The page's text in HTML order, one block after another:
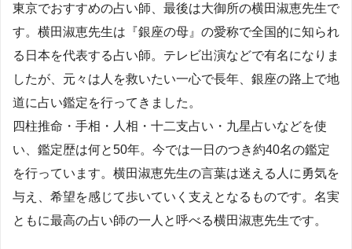
東京でおすすめの占い師、最後は大御所の横田淑恵先生で
す。横田淑恵先生は『銀座の母』の愛称で全国的に知られ
る日本を代表する占い師。テレビ出演などで有名になりま
したが、元々は人を救いたい一心で長年、銀座の路上で地
道に占い鑑定を行ってきました。
四柱推命・手相・人相・十二支占い・九星占いなどを使
い、鑑定歴は何と50年。今では一日のつき約40名の鑑定
を行っています。横田淑恵先生の言葉は迷える人に勇気を
与え、希望を感じて歩いていく支えとなるものです。名実
ともに最高の占い師の一人と呼べる横田淑恵先生です。